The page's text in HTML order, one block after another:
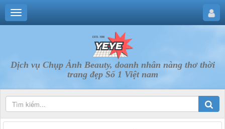
Dịch vụ Chụp Ảnh Beauty, doanh nhân nàng thơ thời
trang đẹp Số 1 Việt nam